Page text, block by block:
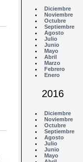
Diciembre
Noviembre
Octubre
Septiembre
Agosto
Julio
Junio
Mayo
Abril
Marzo
Febrero
Enero
2016
Diciembre
Noviembre
Octubre
Septiembre
Agosto
Julio
Junio
Mayo